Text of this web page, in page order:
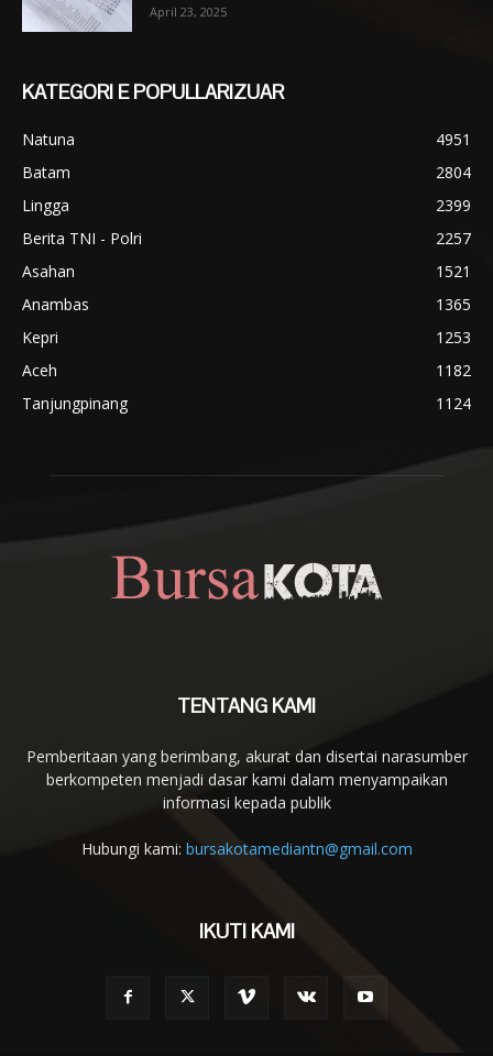
April 23, 2025
KATEGORI E POPULLARIZUAR
Natuna
4951
Batam
2804
Lingga
2399
Berita TNI - Polri
2257
Asahan
1521
Anambas
1365
Kepri
1253
Aceh
1182
Tanjungpinang
1124
TENTANG KAMI
Pemberitaan yang berimbang, akurat dan disertai narasumber
berkompeten menjadi dasar kami dalam menyampaikan
informasi kepada publik
Hubungi kami: bursakotamediantn@gmail.com
IKUTI KAMI